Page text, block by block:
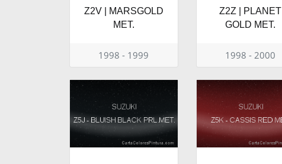
Z2V | MARSGOLD
MET.
1998 - 1999
Z2Z | PLANET
GOLD MET.
1998 - 2000